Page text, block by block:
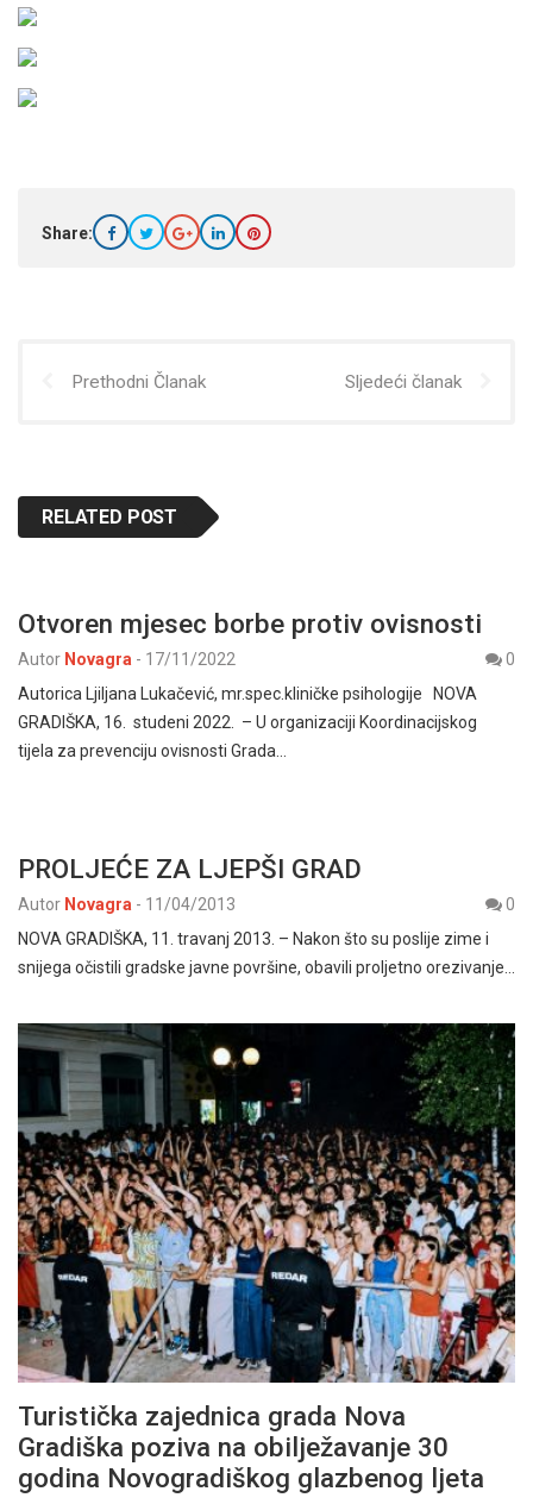
Share:
Prethodni Članak Sljedeći članak
RELATED POST
Otvoren mjesec borbe protiv ovisnosti
Autor Novagra - 17/11/2022
0
Autorica Ljiljana Lukačević, mr.spec.kliničke psihologije NOVA
GRADIŠKA, 16. studeni 2022. – U organizaciji Koordinacijskog
tijela za prevenciju ovisnosti Grada…
PROLJEĆE ZA LJEPŠI GRAD
Autor Novagra - 11/04/2013
0
NOVA GRADIŠKA, 11. travanj 2013. – Nakon što su poslije zime i
snijega očistili gradske javne površine, obavili proljetno orezivanje…
Turistička zajednica grada Nova
Gradiška poziva na obilježavanje 30
godina Novogradiškog glazbenog ljeta